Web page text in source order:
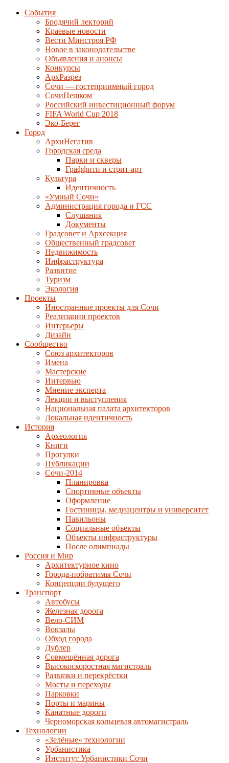
События
Бродячий лекторий
Краевые новости
Вести Минстроя РФ
Новое в законодательстве
Объявления и анонсы
Конкурсы
АрхРазрез
Сочи — гостеприимный город
СочиПешком
Российский инвестиционный форум
FIFA World Cup 2018
Эко-Берег
Город
АрхиНегатив
Городская среда
Парки и скверы
Граффити и стрит-арт
Культура
Идентичность
«Умный Сочи»
Администрация города и ГСС
Слушания
Документы
Градсовет и Архсекция
Общественный градсовет
Недвижимость
Инфраструктура
Развитие
Туризм
Экология
Проекты
Иностранные проекты для Сочи
Реализации проектов
Интерьеры
Дизайн
Сообщество
Союз архитекторов
Имена
Мастерские
Интервью
Мнение эксперта
Лекции и выступления
Национальная палата архитекторов
Локальная идентичность
История
Археология
Книги
Прогулки
Публикации
Сочи-2014
Планировка
Спортивные объекты
Оформление
Гостиницы, медиацентры и университет
Павильоны
Социальные объекты
Объекты инфраструктуры
После олимпиады
Россия и Мир
Архитектурное кино
Города-побратимы Сочи
Концепции будущего
Транспорт
Автобусы
Железная дорога
Вело-СИМ
Вокзалы
Обход города
Дублер
Совмещённая дорога
Высокоскоростная магистраль
Развязки и перекрёстки
Мосты и переходы
Парковки
Порты и марины
Канатные дороги
Черноморская кольцевая автомагистраль
Технологии
«Зелёные» технологии
Урбанистика
Институт Урбанистики Сочи